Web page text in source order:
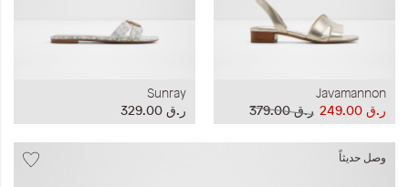
Javamannon
ر.ق‏ 379.00
ر.ق‏ 249.00
Sunray
ر.ق‏ 329.00
وصل حديثاً